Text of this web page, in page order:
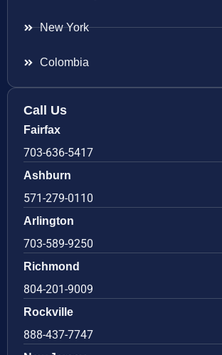
New York
Colombia
Call Us
Fairfax
703-636-5417
Ashburn
571-279-0110
Arlington
703-589-9250
Richmond
804-201-9009
Rockville
888-437-7747